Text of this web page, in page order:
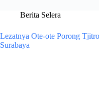
Berita Selera
Lezatnya Ote-ote Porong
Surabaya